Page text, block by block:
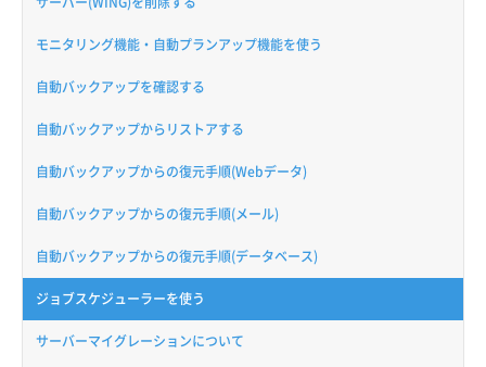
モニタリング機能・自動プランアップ機能を使う
自動バックアップを確認する
自動バックアップからリストアする
自動バックアップからの復元手順(Webデータ)
自動バックアップからの復元手順(メール)
自動バックアップからの復元手順(データベース)
ジョブスケジューラーを使う
サーバーマイグレーションについて